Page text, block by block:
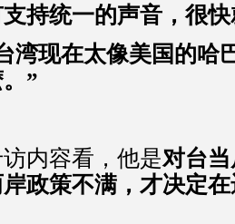
持统一的声音，很
湾现在太像美国的哈
”
内容看，他是对台
政策不满，才决定